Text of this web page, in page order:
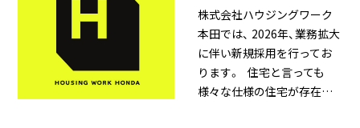
株式会社ハウジングワーク
本田では、 2026年、業務拡大
に伴い新規採用を行ってお
ります。 住宅と言っても
様々な仕様の住宅が存在…